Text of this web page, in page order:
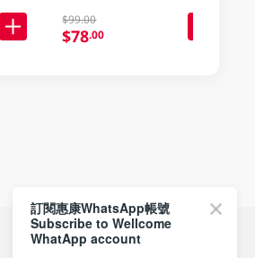
$99.00
$78.00
付款方式
訂閱惠康WhatsApp帳號
Subscribe to Wellcome
WhatApp account